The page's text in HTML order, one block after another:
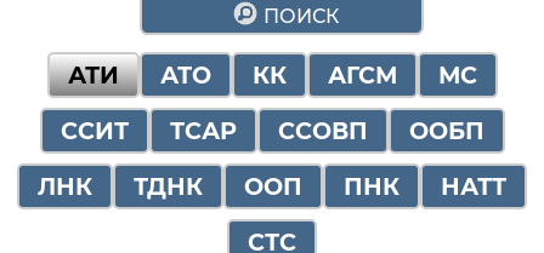
ПОИСК
АТИ АТО КК АГСМ
МС
ССИТ
ТСАР ССОВП
ООБП
ЛНК
ТДНК ООП ПНК
НАТТ
СТС